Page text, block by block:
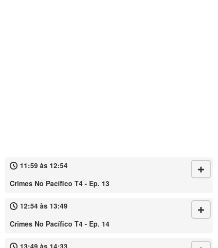
11:59 às 12:54
Crimes No Pacífico T4 - Ep. 13
12:54 às 13:49
Crimes No Pacífico T4 - Ep. 14
13:49 às 14:33